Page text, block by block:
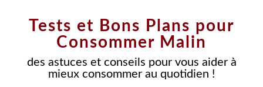
Tests et Bons Plans pour
Consommer Malin
des astuces et conseils pour vous aider à
mieux consommer au quotidien !